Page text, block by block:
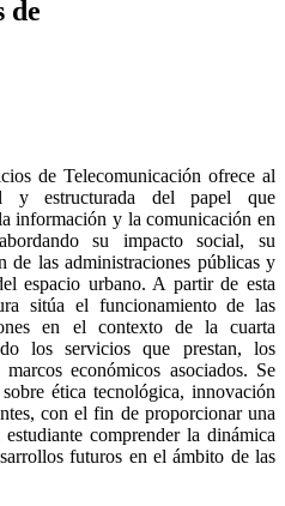
de
de Telecomunicación ofrece al
y estructurada del papel que
información y la comunicación en
su impacto social, su
de las administraciones públicas y
espacio urbano. A partir de esta
sitúa el funcionamiento de las
en el contexto de la cuarta
los servicios que prestan, los
económicos asociados. Se
ética tecnológica, innovación
con el fin de proporcionar una
comprender la dinámica
futuros en el ámbito de las